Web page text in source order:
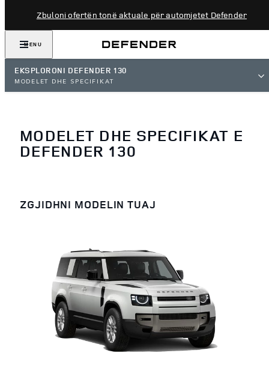
Zbuloni ofertën tonë aktuale për automjetet Defender
MENU
EKSPLORONI DEFENDER 130
MODELET DHE SPECIFIKAT
MODELET DHE SPECIFIKAT E
DEFENDER 130
ZGJIDHNI MODELIN TUAJ